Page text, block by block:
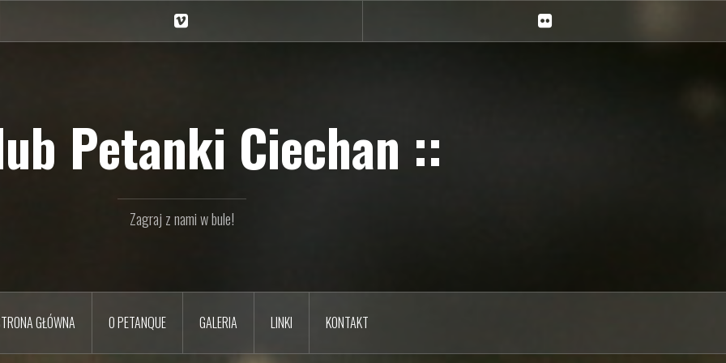
na
na
Petanki Ciechan ::
Zagraj z nami w bule!
GŁÓWNA O PETANQUE GALERIA LINKI KONTAKT